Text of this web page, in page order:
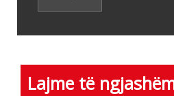
Lajme të